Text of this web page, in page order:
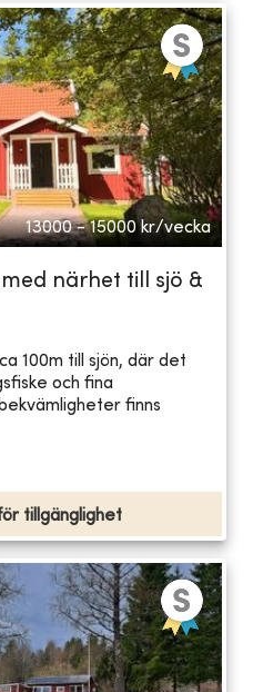
13000 - 15000 kr/vecka
närhet till sjö &
100m till sjön, där det
och fina
finns
tillgänglighet